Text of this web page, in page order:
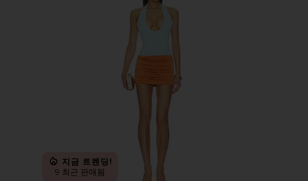
지금 트렌딩!
9 최근 판매됨